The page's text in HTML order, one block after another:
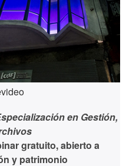
en Gestión,
gratuito, abierto a
y patrimonio